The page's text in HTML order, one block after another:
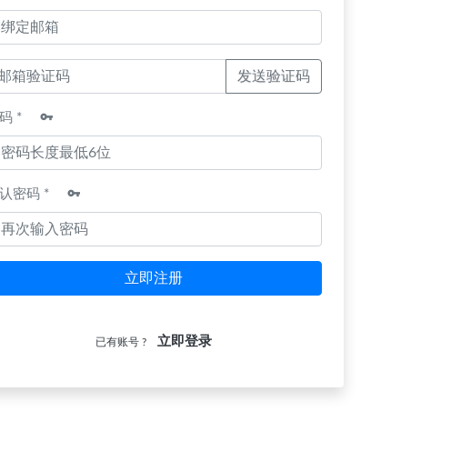
发送验证码
*
密码 *
立即注册
已有账号 ? 立即登录